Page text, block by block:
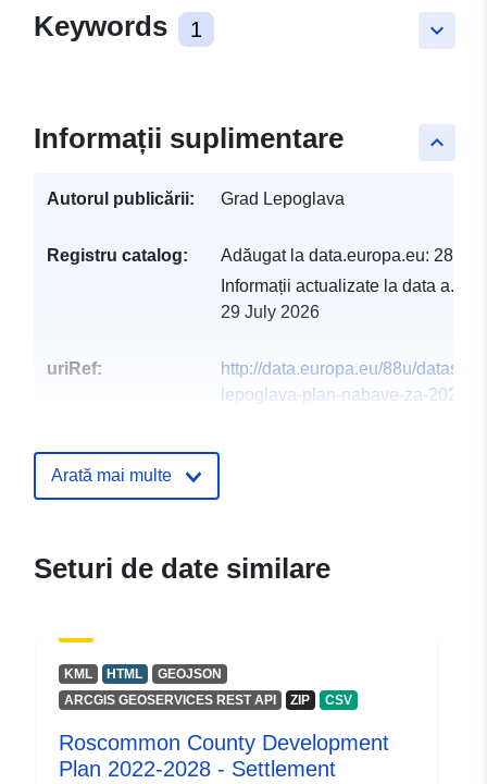
keyboard_arrow_down
Keywords 1
keyboard_arrow_up
Informații suplimentare
Autorul publicării: Grad Lepoglava
Registru catalog: Adăugat la data.europa.eu: 28
Informații actualizate la data
29 July 2026
uriRef:
http://data.europa.eu/88u/dataset/
lepoglava-plan-nabave-za-2023
Arată mai multe
Seturi de date similare
KML HTML
GEOJSON
ARCGIS GEOSERVICES REST API
ZIP CSV
Roscommon County Development
Plan 2022-2028 - Settlement